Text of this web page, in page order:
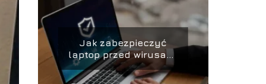
Jak zabezpieczyć
laptop przed wirusami
– skuteczne metody
ochrony i